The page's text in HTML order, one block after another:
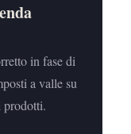
in fase di
a valle su
prodotti.